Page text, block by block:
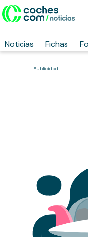
Noticias Fichas
Publicidad